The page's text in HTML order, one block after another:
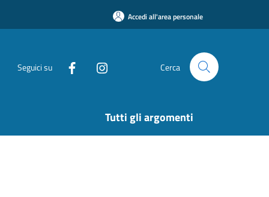
Accedi all'area personale
Seguici su Cerca
Tutti gli argomenti